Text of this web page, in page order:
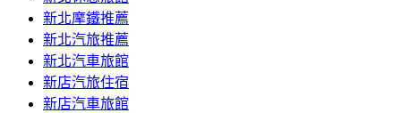
新北摩鐵推薦
新北汽旅推薦
新北汽車旅館
新店汽旅住宿
新店汽車旅館